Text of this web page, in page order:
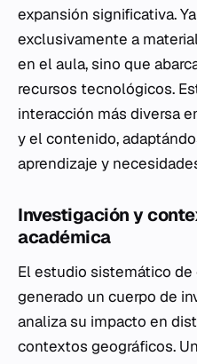
expansión significativa.
exclusivamente a
en el aula, sino que
recursos tecnológicos.
interacción más diversa
y el contenido,
aprendizaje y
Investigación y
académica
El estudio sistemático
generado un cuerpo de
analiza su impacto en
contextos geográficos.